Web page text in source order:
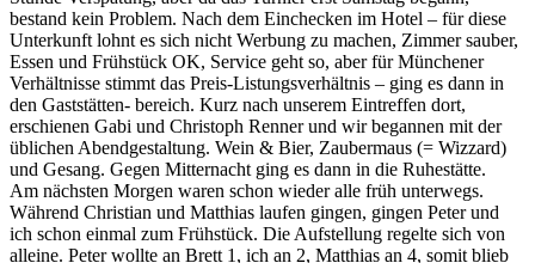
bestand kein Problem. Nach dem Einchecken im Hotel – für diese
Unterkunft lohnt es sich nicht Werbung zu machen, Zimmer sauber,
Essen und Frühstück OK, Service geht so, aber für Münchener
Verhältnisse stimmt das Preis-Listungsverhältnis – ging es dann in
den Gaststätten- bereich. Kurz nach unserem Eintreffen dort,
erschienen Gabi und Christoph Renner und wir begannen mit der
üblichen Abendgestaltung. Wein & Bier, Zaubermaus (= Wizzard)
und Gesang. Gegen Mitternacht ging es dann in die Ruhestätte.
Am nächsten Morgen waren schon wieder alle früh unterwegs.
Während Christian und Matthias laufen gingen, gingen Peter und
ich schon einmal zum Frühstück. Die Aufstellung regelte sich von
alleine. Peter wollte an Brett 1, ich an 2, Matthias an 4, somit blieb